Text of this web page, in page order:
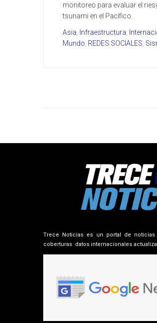
monitoreo para evaluar el
tsunami en el Pacífico.
Asia Infraestructura
Mundo REDES SOCIALES
Trece Noticias es un portal de
coberturas datos internacionales